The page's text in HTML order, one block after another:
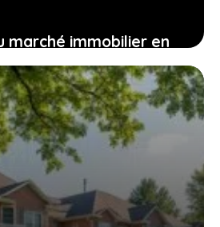
marché immobilier en
2026 auxquelles vous
échapper